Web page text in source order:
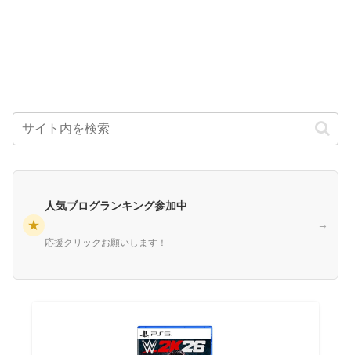
★
人気ブログランキング参加中
応援クリックお願いします！
→